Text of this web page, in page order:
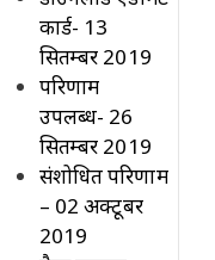
कार्ड- 13
सितम्बर 2019
परिणाम
उपलब्ध- 26
सितम्बर 2019
संशोधित परिणाम
– 02 अक्टूबर
2019